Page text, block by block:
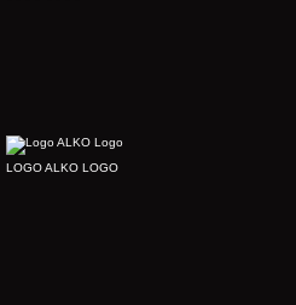
LOGO ALKO LOGO